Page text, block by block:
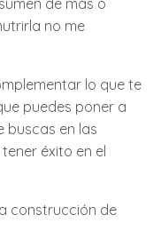
de más o
no me
lo que te
puedes poner a
buscas en las
éxito en el
construcción de